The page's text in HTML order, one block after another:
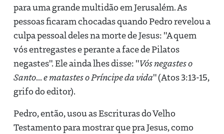
para uma grande multidão em Jerusalém. As
pessoas ficaram chocadas quando Pedro revelou a
culpa pessoal deles na morte de Jesus: "A quem
vós entregastes e perante a face de Pilatos
negastes". Ele ainda lhes disse: "Vós negastes o
Santo...e matastes o Príncipe da vida" (Atos 3:13-15,
grifo do editor).
Pedro, então, usou as Escrituras do Velho
Testamento para mostrar que pra Jesus, como